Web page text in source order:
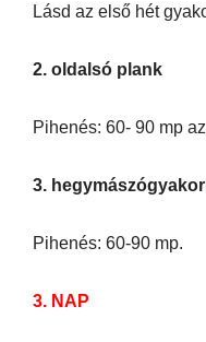
Lásd az első hét
2. oldalsó plank
Pihenés: 60- 90 mp
3.
Pihenés: 60-90 mp.
3. NAP